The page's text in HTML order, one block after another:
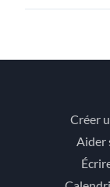
Créer
Aider